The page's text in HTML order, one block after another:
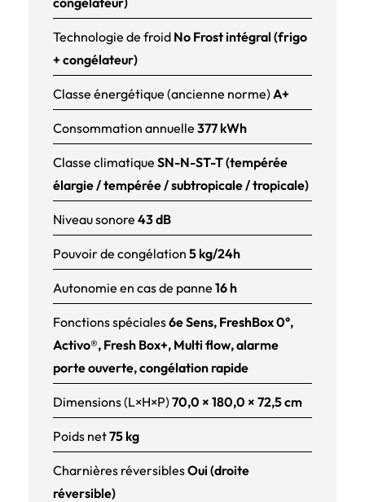
Technologie de froid No Frost intégral (frigo
+ congélateur)
Classe énergétique (ancienne norme) A+
Consommation annuelle 377 kWh
Classe climatique SN-N-ST-T (tempérée
élargie / tempérée / subtropicale / tropicale)
Niveau sonore 43 dB
Pouvoir de congélation 5 kg/24h
Autonomie en cas de panne 16 h
Fonctions spéciales6e Sens, FreshBox 0°,
Activo®, Fresh Box+, Multi flow, alarme
porte ouverte, congélation rapide
Dimensions (L×H×P) 70,0 × 180,0 × 72,5 cm
Poids net75 kg
Charnières réversiblesOui (droite
réversible)